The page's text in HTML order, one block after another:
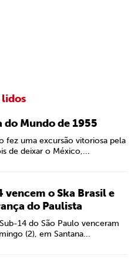
lidos
do Mundo de 1955
fez uma excursão vitoriosa pela
de deixar o México,...
vencem o Ska Brasil e
do Paulista
14 do São Paulo venceram
(2), em Santana...